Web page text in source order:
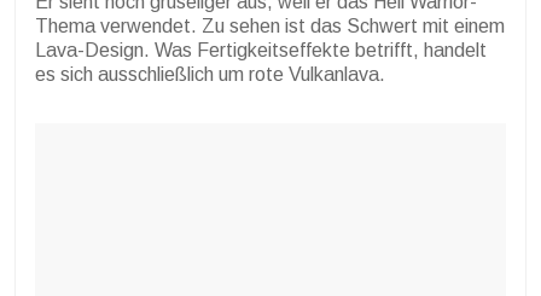
Thema verwendet. Zu sehen ist das Schwert mit einem
Lava-Design. Was Fertigkeitseffekte betrifft, handelt
es sich ausschließlich um rote Vulkanlava.